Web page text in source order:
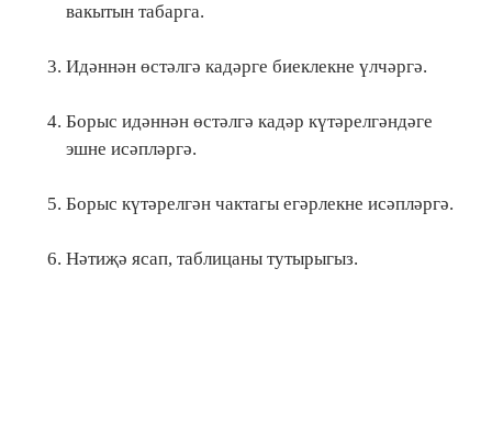
вакытын табарга.
Идәннән өстәлгә кадәрге биеклекне үлчәргә.
Борыс идәннән өстәлгә кадәр күтәрелгәндәге
эшне исәпләргә.
Борыс күтәрелгән чактагы егәрлекне исәпләргә.
Нәтиҗә ясап, таблицаны тутырыгыз.